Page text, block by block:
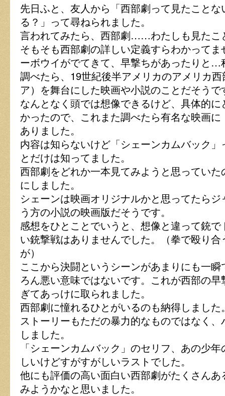
先日ふと、友人から「西部劇って見たこと
る？」って尋ねられました。
言われてみたら、西部劇……わたしも見たこ
そもそも西部劇の詳しい定義すらわかって
ーボウイがでてきて、早撃ちがあったりと…
調べたら、19世紀後半アメリカのアメリカ
ア）を舞台にした映画や小説のことだそうで
なんとなく頭では想像できるけど、具体的
かったので、これまた調べたら有名な映画
ありました。
内容は知らないけど「シェーンカムバック
とだけは知ってました。
西部劇をどれか一本見てみようと思ってい
にしました。
シェーンは映画オリジナルかと思ってたら
う方の小説の映画版だそうです。
感想をひとことでいうと、想像と違って銃
い銃撃戦はありませんでした。（拳で殴り
が）
ここから決闘というシーンがあまりにも一
ろん悪い意味ではないです。これが西部の
ぎてあっけに取られました。
西部劇に憧れるひとがいるのも納得しました
ストーリーもただの暴力的なものではなく
しました。
「シェーンカムバック」のセリフ、あの少
しいけどすがすがしいラストでした。
他にも評価の高い面白い西部劇がたくさん
みようかなと思いました。